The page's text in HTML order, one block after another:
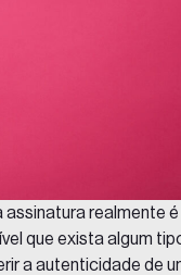
assinatura realmente é
que exista algum
a autenticidade de